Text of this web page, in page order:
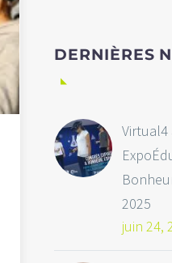
DERNIÈRES
Virtual4
2025
juin 24,